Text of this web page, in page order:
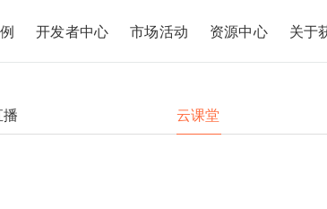
开发者中心 市场活动 资源中心 关于
云课堂